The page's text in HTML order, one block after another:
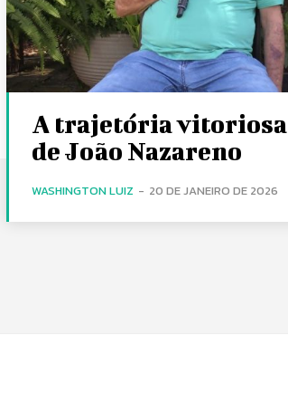
A trajetória vitoriosa
de João Nazareno
WASHINGTON LUIZ - 20 DE JANEIRO DE 2026